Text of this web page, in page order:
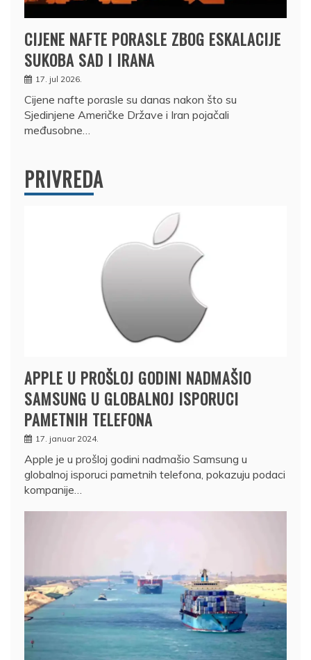
CIJENE NAFTE PORASLE ZBOG ESKALACIJE
SUKOBA SAD I IRANA
17. jul 2026.
Cijene nafte porasle su danas nakon što su
Sjedinjene Američke Države i Iran pojačali
međusobne…
PRIVREDA
APPLE U PROŠLOJ GODINI NADMAŠIO
SAMSUNG U GLOBALNOJ ISPORUCI
PAMETNIH TELEFONA
17. januar 2024.
Apple je u prošloj godini nadmašio Samsung u
globalnoj isporuci pametnih telefona, pokazuju podaci
kompanije…